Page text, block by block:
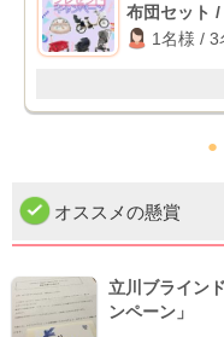
布団セット
1名様 / 3
●
オススメの懸賞
立川ブライン
ンペーン」